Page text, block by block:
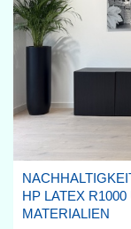
HP LATEX
MATERIALIEN